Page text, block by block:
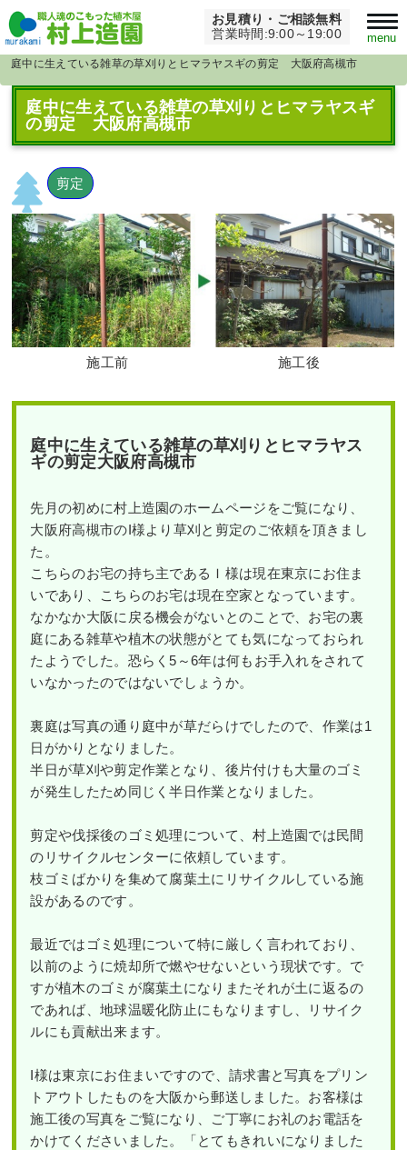
お見積り・ご相談無料
営業時間:9:00～19:00
menu
Home > 草刈り・芝刈り
庭中に生えている雑草の草刈りとヒマラヤスギの剪定 大阪府高槻市
庭中に生えている雑草の草刈りとヒマラヤスギ
の剪定 大阪府高槻市
剪定
施工前 施工後
庭中に生えている雑草の草刈りとヒマラヤス
ギの剪定大阪府高槻市
先月の初めに村上造園のホームページをご覧になり、
大阪府高槻市のI様より草刈と剪定のご依頼を頂きまし
た。
こちらのお宅の持ち主であるＩ様は現在東京にお住ま
いであり、こちらのお宅は現在空家となっています。
なかなか大阪に戻る機会がないとのことで、お宅の裏
庭にある雑草や植木の状態がとても気になっておられ
たようでした。恐らく5～6年は何もお手入れをされて
いなかったのではないでしょうか。
裏庭は写真の通り庭中が草だらけでしたので、作業は1
日がかりとなりました。
半日が草刈や剪定作業となり、後片付けも大量のゴミ
が発生したため同じく半日作業となりました。
剪定や伐採後のゴミ処理について、村上造園では民間
のリサイクルセンターに依頼しています。
枝ゴミばかりを集めて腐葉土にリサイクルしている施
設があるのです。
最近ではゴミ処理について特に厳しく言われており、
以前のように焼却所で燃やせないという現状です。で
すが植木のゴミが腐葉土になりまたそれが土に返るの
であれば、地球温暖化防止にもなりますし、リサイク
ルにも貢献出来ます。
I様は東京にお住まいですので、請求書と写真をプリン
トアウトしたものを大阪から郵送しました。お客様は
施工後の写真をご覧になり、ご丁寧にお礼のお電話を
かけてくださいました。「とてもきれいになりました